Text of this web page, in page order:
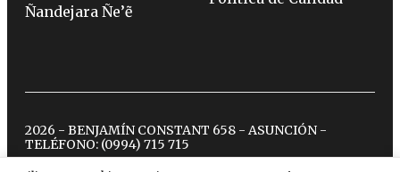
Ñandejara Ñe’ẽ
2026 - BENJAMÍN CONSTANT 658 - ASUNCIÓN -
TELÉFONO: (0994) 715 715